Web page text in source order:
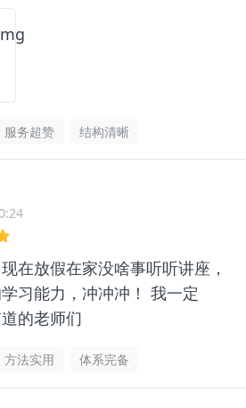
，总之很推荐👍🏻
服务超赞 结构清晰
在放假在家没啥事听听讲座，
习能力，冲冲冲！ 我一定
的老师们
方法实用 体系完备